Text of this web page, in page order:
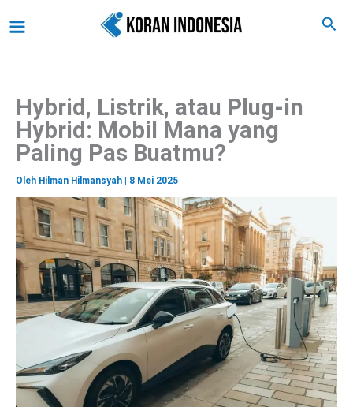
ke
Cari
Hybrid, Listrik, atau Plug-in
Hybrid: Mobil Mana yang
Paling Pas Buatmu?
Oleh Hilman Hilmansyah 8 Mei 2025
a